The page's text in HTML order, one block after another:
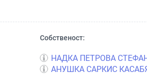
Собственост:
НАДКА ПЕТРОВА
АНУШКА САРКИС